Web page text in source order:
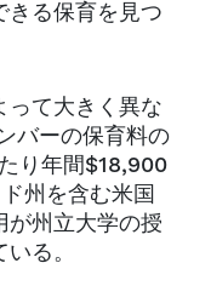
きる保育を見つ
って大きく異な
バーの保育料の
り年間$18,900
州を含む米国
が州立大学の授
る。